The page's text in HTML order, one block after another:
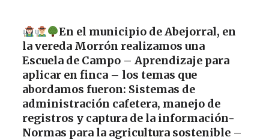
En el municipio de Abejorral, en
la vereda Morrón realizamos una
Escuela de Campo – Aprendizaje para
aplicar en finca – los temas que
abordamos fueron: Sistemas de
administración cafetera, manejo de
registros y captura de la información-
Normas para la agricultura sostenible –